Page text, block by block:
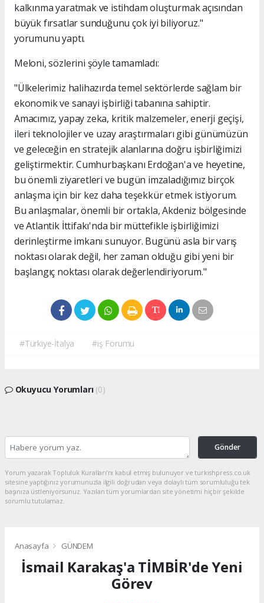
kalkınma yaratmak ve istihdam oluşturmak açısından
büyük fırsatlar sunduğunu çok iyi biliyoruz."
yorumunu yaptı.
Meloni, sözlerini şöyle tamamladı:
"Ülkelerimiz halihazırda temel sektörlerde sağlam bir
ekonomik ve sanayi işbirliği tabanına sahiptir.
Amacımız, yapay zeka, kritik malzemeler, enerji geçişi,
ileri teknolojiler ve uzay araştırmaları gibi günümüzün
ve geleceğin en stratejik alanlarına doğru işbirliğimizi
geliştirmektir. Cumhurbaşkanı Erdoğan'a ve heyetine,
bu önemli ziyaretleri ve bugün imzaladığımız birçok
anlaşma için bir kez daha teşekkür etmek istiyorum.
Bu anlaşmalar, önemli bir ortakla, Akdeniz bölgesinde
ve Atlantik İttifakı'nda bir müttefikle işbirliğimizi
derinleştirme imkanı sunuyor. Bugünü asla bir varış
noktası olarak değil, her zaman olduğu gibi yeni bir
başlangıç noktası olarak değerlendiriyorum."
#Türkiye-İtalya #iş Forumu
Okuyucu Yorumları (0)
Gönder
Yorum yazarak Topluluk Kuralları’nı kabul etmiş bulunuyor ve turkishpress.co.uk
sitesine yaptığınız yorumunuzla ilgili doğrudan veya dolaylı tüm sorumluluğu tek
başınıza üstleniyorsunuz. Yazılan tüm yorumlardan site yönetimi hiçbir şekilde
sorumlu tutulamaz.
Anasayfa GÜNDEM
İsmail Karakaş'a TİMBİR'de Yeni
Görev